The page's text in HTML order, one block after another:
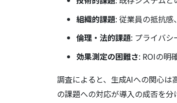
組織的課題: 従業員の抵抗感
倫理・法的課題: プライバ
効果測定の困難さ: ROIの明
調査によると、生成AIへの関心
の課題への対応が導入の成否を分